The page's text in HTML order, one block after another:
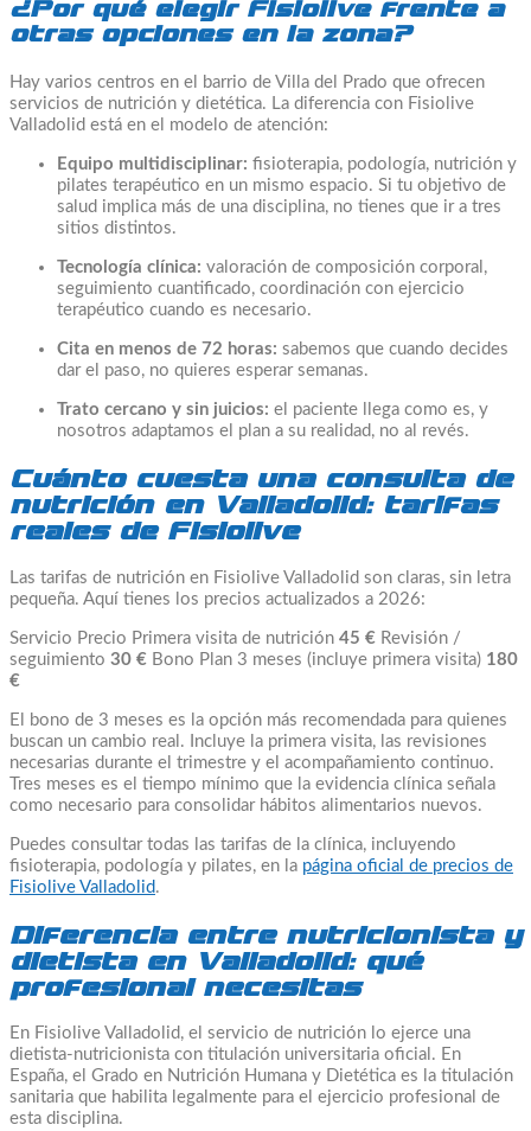
¿Por qué elegir Fisiolive frente a
otras opciones en la zona?
Hay varios centros en el barrio de Villa del Prado que ofrecen
servicios de nutrición y dietética. La diferencia con Fisiolive
Valladolid está en el modelo de atención:
Equipo multidisciplinar: fisioterapia, podología, nutrición y
pilates terapéutico en un mismo espacio. Si tu objetivo de
salud implica más de una disciplina, no tienes que ir a tres
sitios distintos.
Tecnología clínica: valoración de composición corporal,
seguimiento cuantificado, coordinación con ejercicio
terapéutico cuando es necesario.
Cita en menos de 72 horas: sabemos que cuando decides
dar el paso, no quieres esperar semanas.
Trato cercano y sin juicios: el paciente llega como es, y
nosotros adaptamos el plan a su realidad, no al revés.
Cuánto cuesta una consulta de
nutrición en Valladolid: tarifas
reales de Fisiolive
Las tarifas de nutrición en Fisiolive Valladolid son claras, sin letra
pequeña. Aquí tienes los precios actualizados a 2026:
Servicio Precio Primera visita de nutrición 45 € Revisión /
seguimiento 30 € Bono Plan 3 meses (incluye primera visita) 180
€
El bono de 3 meses es la opción más recomendada para quienes
buscan un cambio real. Incluye la primera visita, las revisiones
necesarias durante el trimestre y el acompañamiento continuo.
Tres meses es el tiempo mínimo que la evidencia clínica señala
como necesario para consolidar hábitos alimentarios nuevos.
Puedes consultar todas las tarifas de la clínica, incluyendo
fisioterapia, podología y pilates, en la página oficial de precios de
Fisiolive Valladolid .
Diferencia entre nutricionista y
dietista en Valladolid: qué
profesional necesitas
En Fisiolive Valladolid, el servicio de nutrición lo ejerce una
dietista-nutricionista con titulación universitaria oficial. En
España, el Grado en Nutrición Humana y Dietética es la titulación
sanitaria que habilita legalmente para el ejercicio profesional de
esta disciplina.